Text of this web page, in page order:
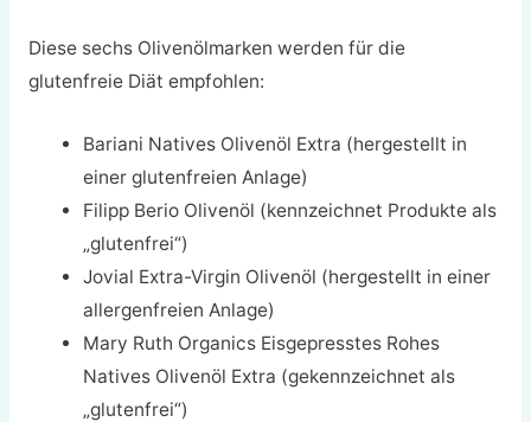
Diese sechs Olivenölmarken werden für die
glutenfreie Diät empfohlen:
Bariani Natives Olivenöl Extra (hergestellt in
einer glutenfreien Anlage)
Filipp Berio Olivenöl (kennzeichnet Produkte als
„glutenfrei“)
Jovial Extra-Virgin Olivenöl (hergestellt in einer
allergenfreien Anlage)
Mary Ruth Organics Eisgepresstes Rohes
Natives Olivenöl Extra (gekennzeichnet als
„glutenfrei“)